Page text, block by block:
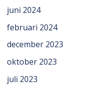
juni 2024
februari 2024
december 2023
oktober 2023
juli 2023